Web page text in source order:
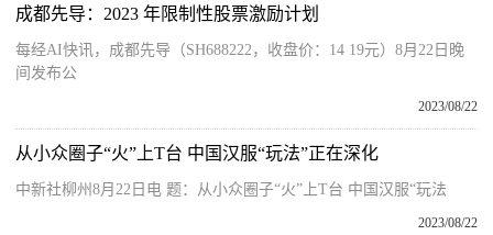
成都先导：2023 年限制性股票激励计划
每经AI快讯，成都先导（SH688222，收盘价：14 19元）8月22日晚
间发布公
2023/08/22
从小众圈子“火”上T台 中国汉服“玩法”正在深化
中新社柳州8月22日电 题：从小众圈子“火”上T台 中国汉服“玩法
2023/08/22